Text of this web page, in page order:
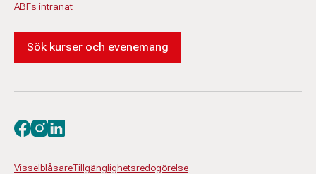
ABFs intranät
Sök kurser och evenemang
VisselblåsareTillgänglighetsredogörelse
Besök oss på facebook
Besök oss på instagram
Besök oss på linkedin